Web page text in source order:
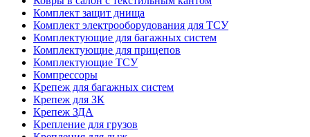
Комплект защит днища
Комплект электрооборудования для ТСУ
Комплектующие для багажных систем
Комплектующие для прицепов
Комплектующие ТСУ
Компрессоры
Крепеж для багажных систем
Крепеж для ЗК
Крепеж ЗДА
Крепление для грузов